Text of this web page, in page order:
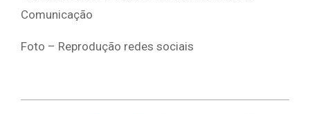
Comunicação
Foto – Reprodução redes sociais